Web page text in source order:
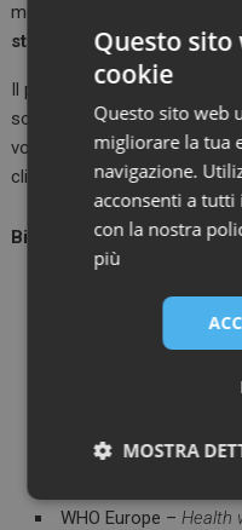
messaggio forte:
stessa
Il passaggio da obbligo a
solo consolidarlo, perché la
volontario, ma diventi un
clinica.
Bibliografia essenziale
Coperture
WHO Europe – Health
Questo sito
cookie
Questo sito web
migliorare la tua
navigazione.
acconsenti a
con la nostra
più
MOSTRA
Necessari